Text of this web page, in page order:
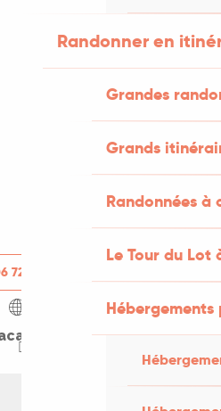
Randonner en
Grandes
Grands
Randonnées
Le Tour du Lot
72 46 76
marival.fr